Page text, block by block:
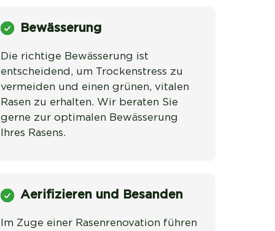
Bewässerung
Die richtige Bewässerung ist
entscheidend, um Trockenstress zu
vermeiden und einen grünen, vitalen
Rasen zu erhalten. Wir beraten Sie
gerne zur optimalen Bewässerung
Ihres Rasens.
Aerifizieren und Besanden
Im Zuge einer Rasenrenovation führen